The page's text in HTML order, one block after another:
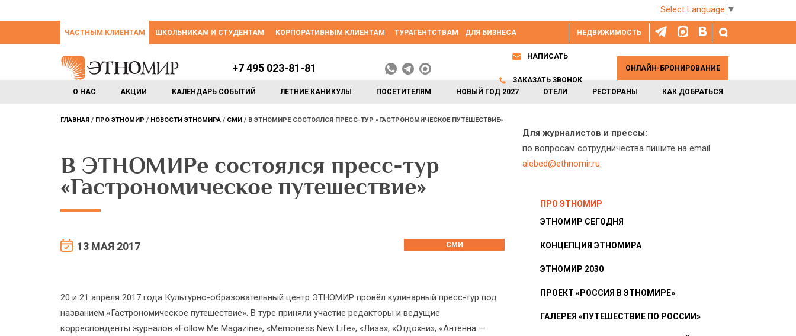
Select Language ▼
НЕДВИЖИМОСТЬ
ЧАСТНЫМ КЛИЕНТАМ ШКОЛЬНИКАМ И СТУДЕНТАМ КОРПОРАТИВНЫМ КЛИЕНТАМ ТУРАГЕНТСТВАМ ДЛЯ БИЗНЕСА
О НАС АКЦИИ КАЛЕНДАРЬ СОБЫТИЙ ЛЕТНИЕ КАНИКУЛЫ ПОСЕТИТЕЛЯМ НОВЫЙ ГОД 2027 ОТЕЛИ РЕСТОРАНЫ КАК ДОБРАТЬСЯ
+7 495 023-81-81
НАПИСАТЬ
ЗАКАЗАТЬ ЗВОНОК
ОНЛАЙН-БРОНИРОВАНИЕ
ГЛАВНАЯ ПРО ЭТНОМИР НОВОСТИ ЭТНОМИРА СМИ В ЭТНОМИРЕ СОСТОЯЛСЯ ПРЕСС-ТУР «ГАСТРОНОМИЧЕСКОЕ ПУТЕШЕСТВИЕ»
В ЭТНОМИРе состоялся пресс-тур
«Гастрономическое путешествие»
13 МАЯ 2017 СМИ
20 и 21 апреля 2017 года Культурно-образовательный центр ЭТНОМИР провёл кулинарный пресс-тур под
названием «Гастрономическое путешествие». В туре приняли участие редакторы и ведущие
корреспонденты журналов «Follow Me Magazine», «Memoriess New Life», «Лиза», «Отдохни», «Антенна —
Для журналистов и прессы:
по вопросам сотрудничества пишите на email
alebed@ethnomir.ru.
ПРО ЭТНОМИР
ЭТНОМИР СЕГОДНЯ
КОНЦЕПЦИЯ ЭТНОМИРА
ЭТНОМИР 2030
ПРОЕКТ «РОССИЯ В ЭТНОМИРЕ»
ГАЛЕРЕЯ «ПУТЕШЕСТВИЕ ПО РОССИИ»